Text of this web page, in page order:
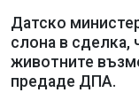
Датско
слона в сделка,
животните
предаде ДПА.